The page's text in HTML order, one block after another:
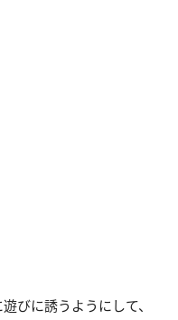
びに誘うようにして、